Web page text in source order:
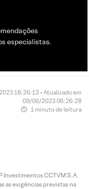
especialistas.
18:26:13 • Atualizado em
09/06/2023 06:26:28
1 minuto de leitura
Investimentos CCTVM S.A.
as exigências previstas na